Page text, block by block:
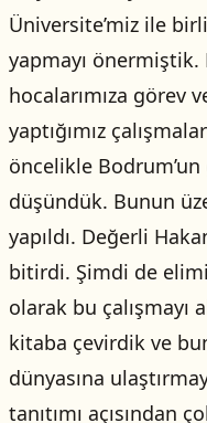
Üniversite’miz ile
yapmayı
hocalarımıza görev
yaptığımız
öncelikle
düşündük. Bunun
yapıldı. Değerli
bitirdi. Şimdi de
olarak bu çalışmayı
kitaba çevirdik ve
dünyasına
tanıtımı açısından